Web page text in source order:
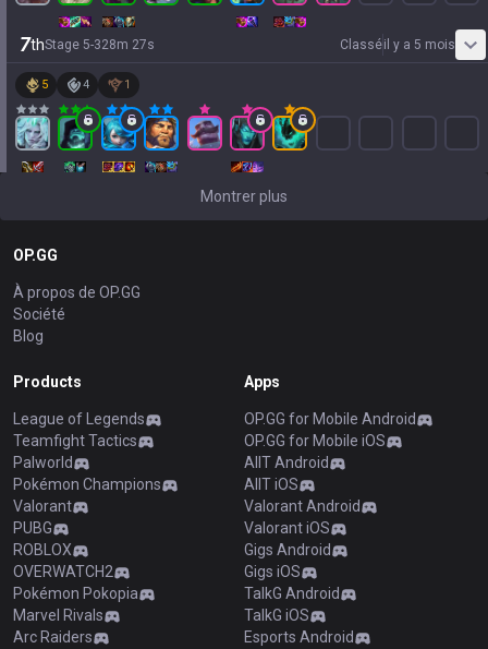
7thStage 5-328m 27s Classéil y a 5 mois
5 4 1
Montrer plus
OP.GG
À propos de OP.GG
Société
Blog
Products
League of Legends
Teamfight Tactics
Palworld
Pokémon Champions
Valorant
PUBG
ROBLOX
OVERWATCH2
Pokémon Pokopia
Marvel Rivals
Arc Raiders
Apps
OP.GG for Mobile Android
OP.GG for Mobile iOS
AllT Android
AllT iOS
Valorant Android
Valorant iOS
Gigs Android
Gigs iOS
TalkG Android
TalkG iOS
Esports Android